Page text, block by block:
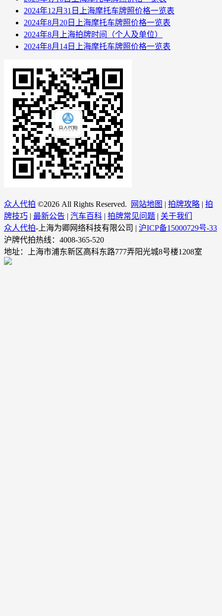
2024年12月31日上海摩托车牌照价格一览表
2024年8月20日上海摩托车牌照价格一览表
2024年8月上海拍牌时间（个人及单位）
2024年8月14日上海摩托车牌照价格一览表
众人代拍 ©2026 All Rights Reserved. 网站地图 | 拍牌攻略 | 拍
牌技巧 | 最新公告 | 汽车百科 | 拍牌常见问题 | 关于我们
众人代拍-上海为卿网络科技有限公司 | 沪ICP备15000729号-33
沪牌代拍热线：4008-365-520
地址：上海市浦东新区高科东路777弄阳光城8号楼1208室